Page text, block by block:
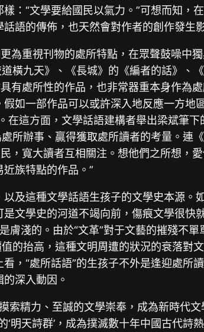
：“文學要給國民以氣力。”可想而知，
語的傳佈，也天然會對作者的創作發生
重視刊物的處所特點，在眾聲鼓噪中
橫九天》、《長城》的《編者的話》、
處所性的作品，也非常器重本身作為
如一部作品可以或許深入地反應一方地
這方面，文學話語建構者舉出梁斌筆
所辦事、贏得獲取處所讀者的考量。
，寬大讀者互相關注。想他們之所想，
族特點的作品。”
及這種文學話語生孩子的文學史本源
文學史的河道不竭向前，傷痕文學很
膚淺的。由於“文革”對于文藝的摧殘不
的抬高，這種文明周遭的狀況的衰落對
，“處所話語”的生孩子不外是逢迎處所
深入動因。
精力、至誠的文學崇奉，成為新時代
明天詩群’，成為撲滅數十年中國古代